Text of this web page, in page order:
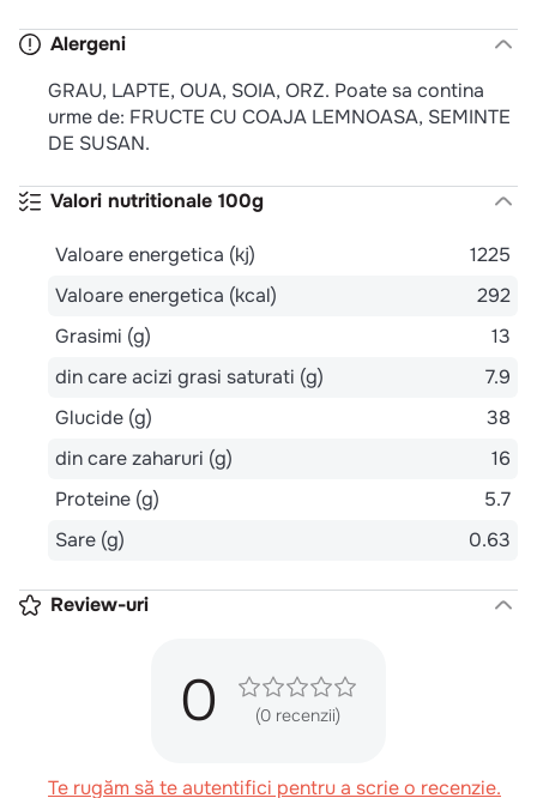
Alergeni
GRAU, LAPTE, OUA, SOIA, ORZ. Poate sa contina
urme de: FRUCTE CU COAJA LEMNOASA, SEMINTE
DE SUSAN.
Valori nutritionale 100g
Valoare energetica (kj)
1225
Valoare energetica (kcal)
292
Grasimi (g)
13
din care acizi grasi saturati (g)
7.9
Glucide (g)
38
din care zaharuri (g)
16
Proteine (g)
5.7
Sare (g)
0.63
Review-uri
0 (0 recenzii)
Te rugăm să te autentifici pentru a scrie o recenzie.